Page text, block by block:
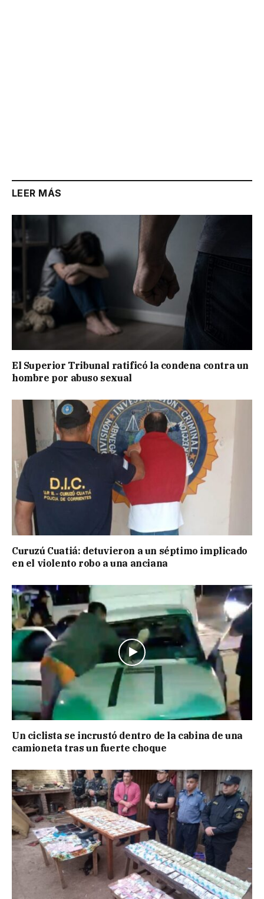
LEER MÁS
El Superior Tribunal ratificó la condena contra un
hombre por abuso sexual
Curuzú Cuatiá: detuvieron a un séptimo implicado
en el violento robo a una anciana
Un ciclista se incrustó dentro de la cabina de una
camioneta tras un fuerte choque